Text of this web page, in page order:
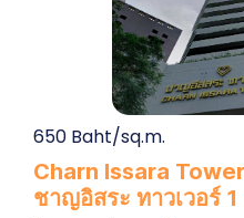
650 Baht/sq.m.
Charn Issara
ชาญอิสระ ทาวเวอร์ 1